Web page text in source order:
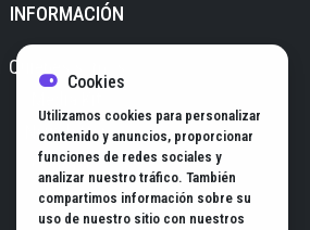
INFORMACIÓN
Quiénes somos
Newsletter
Contacto
Cookies
Utilizamos cookies para personalizar
contenido y anuncios, proporcionar
funciones de redes sociales y
analizar nuestro tráfico. También
compartimos información sobre su
uso de nuestro sitio con nuestros